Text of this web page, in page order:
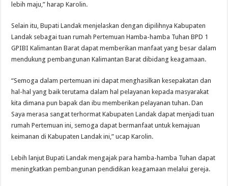
lebih maju,” harap Karolin.
Selain itu, Bupati Landak menjelaskan dengan dipilihnya Kabupaten
Landak sebagai tuan rumah Pertemuan Hamba-hamba Tuhan BPD 1
GPIBI Kalimantan Barat dapat memberikan manfaat yang besar dalam
mendukung pembangunan Kalimantan Barat dibidang keagamaan.
“Semoga dalam pertemuan ini dapat menghasilkan kesepakatan dan
hal-hal yang baik terutama dalam hal pelayanan kepada masyarakat
kita dimana pun bapak dan ibu memberikan pelayanan tuhan. Dan
Saya merasa sangat terhormat Kabupaten Landak dapat menjadi tuan
rumah Pertemuan ini, semoga dapat bermanfaat untuk kemajuan
keimanan di Kabupaten Landak ini,” ucap Karolin.
Lebih lanjut Bupati Landak mengajak para hamba-hamba Tuhan dapat
meningkatkan pembangunan pendidikan keagamaan melalui gereja.